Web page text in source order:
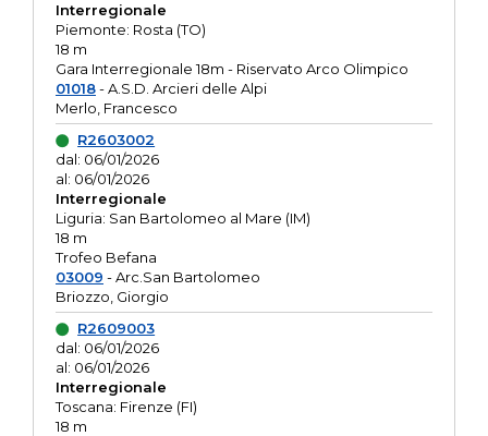
Interregionale
Piemonte: Rosta (TO)
18 m
Gara Interregionale 18m - Riservato Arco Olimpico
01018- A.S.D. Arcieri delle Alpi
Merlo, Francesco
R2603002
dal: 06/01/2026
al: 06/01/2026
Interregionale
Liguria: San Bartolomeo al Mare (IM)
18 m
Trofeo Befana
03009 - Arc.San Bartolomeo
Briozzo, Giorgio
R2609003
dal: 06/01/2026
al: 06/01/2026
Interregionale
Toscana: Firenze (FI)
18 m